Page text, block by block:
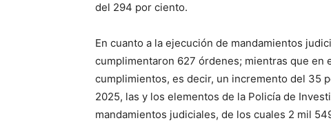
del 294 por ciento.
En cuanto a la ejecución de mandamientos
cumplimentaron 627 órdenes; mientras que
cumplimientos, es decir, un incremento del 35
2025, las y los elementos de la Policía de
mandamientos judiciales, de los cuales 2 mil